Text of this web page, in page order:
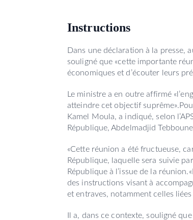
Instructions
Dans une déclaration à la presse,
souligné que «cette importante
économiques et d’écouter leurs
Le ministre a en outre affirmé
atteindre cet objectif
Kamel Moula, a indiqué, selon
République, Abdelmadjid
«Cette réunion a été fructueuse,
République, laquelle sera suivie
République à l’issue de la
des instructions visant à
et entraves, notamment celles
Il a, dans ce contexte, souligné